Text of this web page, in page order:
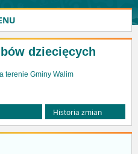
dziecięcych
terenie Gminy Walim
Historia zmian